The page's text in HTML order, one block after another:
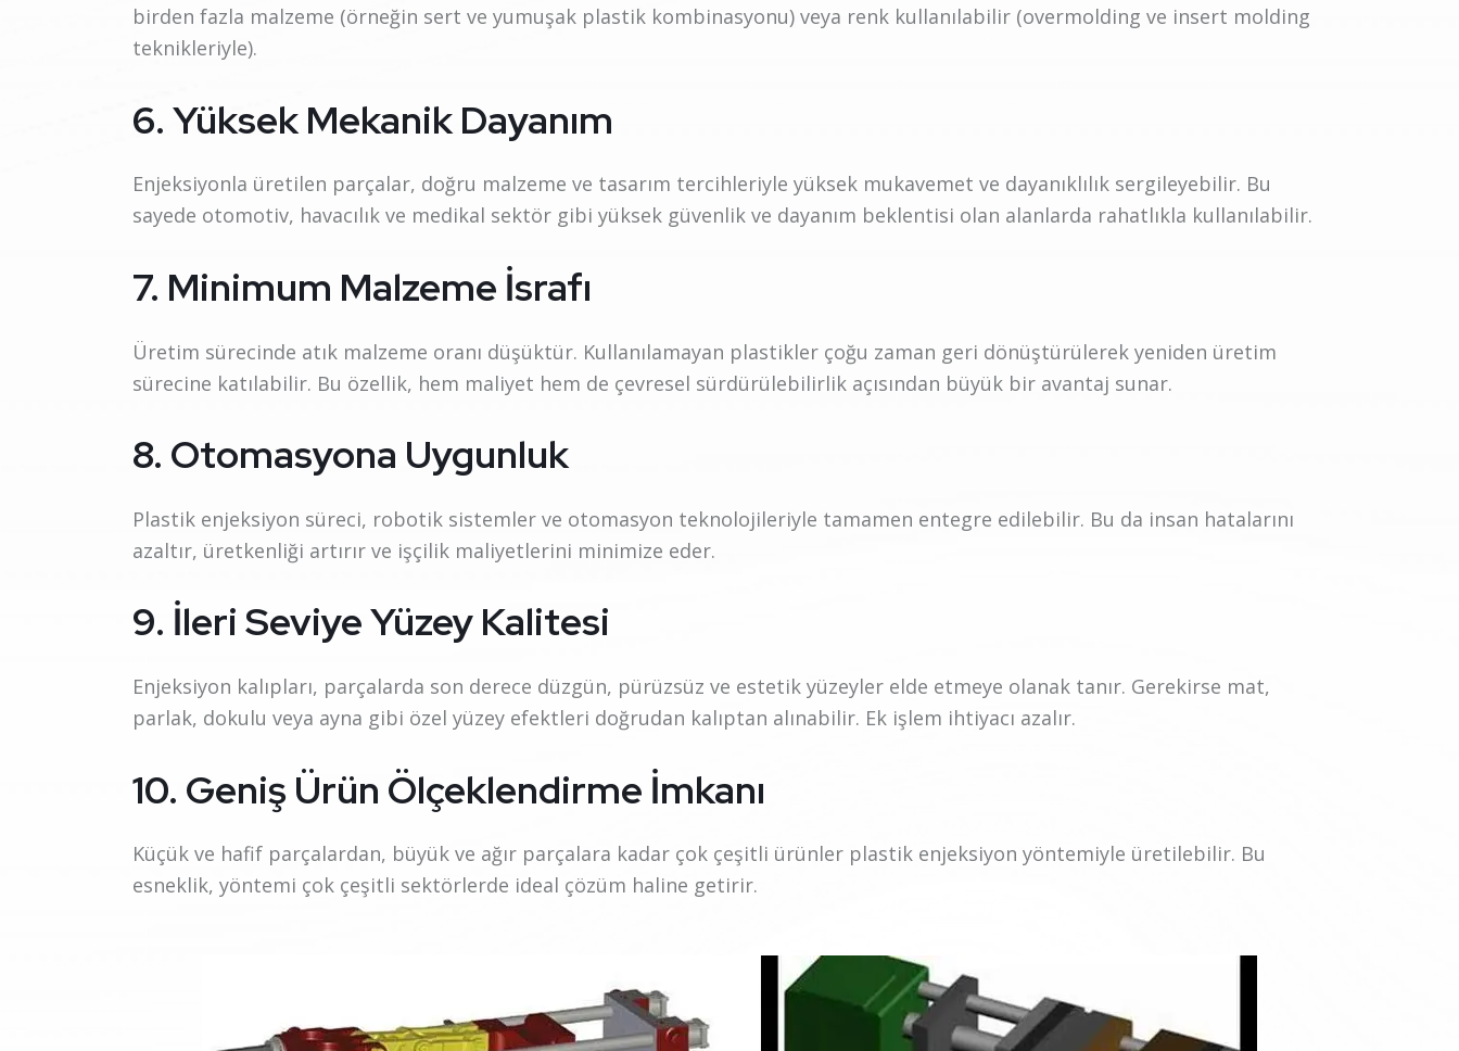
birden fazla malzeme (örneğin sert ve yumuşak plastik kombinasyonu) veya renk kullanılabilir (overmolding ve insert molding
teknikleriyle).
6. Yüksek Mekanik Dayanım
Enjeksiyonla üretilen parçalar, doğru malzeme ve tasarım tercihleriyle yüksek mukavemet ve dayanıklılık sergileyebilir. Bu
sayede otomotiv, havacılık ve medikal sektör gibi yüksek güvenlik ve dayanım beklentisi olan alanlarda rahatlıkla kullanılabilir.
7. Minimum Malzeme İsrafı
Üretim sürecinde atık malzeme oranı düşüktür. Kullanılamayan plastikler çoğu zaman geri dönüştürülerek yeniden üretim
sürecine katılabilir. Bu özellik, hem maliyet hem de çevresel sürdürülebilirlik açısından büyük bir avantaj sunar.
8. Otomasyona Uygunluk
Plastik enjeksiyon süreci, robotik sistemler ve otomasyon teknolojileriyle tamamen entegre edilebilir. Bu da insan hatalarını
azaltır, üretkenliği artırır ve işçilik maliyetlerini minimize eder.
9. İleri Seviye Yüzey Kalitesi
Enjeksiyon kalıpları, parçalarda son derece düzgün, pürüzsüz ve estetik yüzeyler elde etmeye olanak tanır. Gerekirse mat,
parlak, dokulu veya ayna gibi özel yüzey efektleri doğrudan kalıptan alınabilir. Ek işlem ihtiyacı azalır.
10. Geniş Ürün Ölçeklendirme İmkanı
Küçük ve hafif parçalardan, büyük ve ağır parçalara kadar çok çeşitli ürünler plastik enjeksiyon yöntemiyle üretilebilir. Bu
esneklik, yöntemi çok çeşitli sektörlerde ideal çözüm haline getirir.